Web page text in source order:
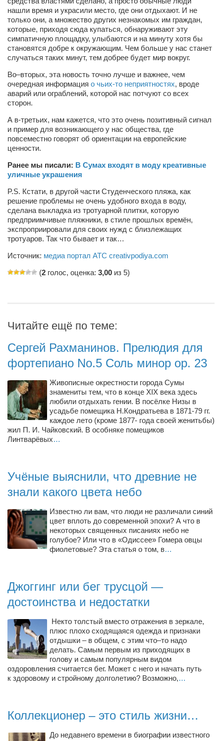
Ольга Чикина
Бизнес-партнёры
Здоровье
Врач психиатр–нарколог Анплеев А.Б.
Косметологическое отделение КП Сумская
городская клиническая больница №4
Тенториум -центр независимых дистрибьюторов
«Винегрет» — демократичный ресторан
Магазины
«CYCLE GARAGE» — магазин велосипедов
«Книголюб» — супермаркет
«Павел» — магазин мужской одежды
Журналисты
Александр Гвоздик
Александр Кугук
Евгений Касьяненко
Сергей Коноз
Денис Федченко
Звукорежиссёры
Guitarproduction Studio
Писатели
Поэты
Режиссёры
Художники
Леонтий Костур
Римма Миленкова
Ирина Проценко
Александр Садовский
Сергей Степанов
Анна Черненко
нашли время и украсили место, где они отдыхают. И не
только они, а множество других незнакомых им граждан,
которые, приходя сюда купаться, обнаруживают эту
симпатичную площадку, улыбаются и на минуту хотя бы
становятся добре к окружающим. Чем больше у нас станет
случаться таких минут, тем добрее будет мир вокруг.
Во–вторых, эта новость точно лучше и важнее, чем
очередная информация о чьих-то неприятностях, вроде
аварий или ограблений, которой нас потчуют со всех
сторон.
А в-третьих, нам кажется, что это очень позитивный сигнал
и пример для возникающего у нас общества, где
повсеместно говорят об ориентации на европейские
ценности.
Ранее мы писали: В Сумах входят в моду креативные
уличные украшения
P.S. Кстати, в другой части Студенческого пляжа, как
решение проблемы не очень удобного входа в воду,
сделана выкладка из тротуарной плитки, которую
предприимчивые пляжники, в стиле прошлых времён,
экспроприировали для своих нужд с близлежащих
тротуаров. Так что бывает и так…
Источник: медиа портал АТС creativpodiya.com
(2 голос, оценка: 3,00 из 5)
Читайте ещё по теме:
Сергей Рахманинов. Прелюдия для
фортепиано No.5 Соль минор op. 23
Живописные окрестности города Сумы
знамениты тем, что в конце XIX века здесь
любили отдыхать гении. В посёлке Низы в
усадьбе помещика Н.Кондратьева в 1871-79 гг.
каждое лето (кроме 1877- года своей женитьбы)
жил П. И. Чайковский. В особняке помещиков
Линтварёвых…
Учёные выяснили, что древние не
знали какого цвета небо
Известно ли вам, что люди не различали синий
цвет вплоть до современной эпохи? А что в
некоторых священных писаниях небо не
голубое? Или что в «Одиссее» Гомера овцы
фиолетовые? Эта статья о том, в…
Джоггинг или бег трусцой —
достоинства и недостатки
Некто толстый вместо отражения в зеркале,
плюс плохо сходящаяся одежда и признаки
отдышки – в общем, с этим что–то надо
делать. Самым первым из приходящих в
голову и самым популярным видом
оздоровления считается бег. Может с него и начать путь
к здоровому и стройному долголетию? Возможно,…
Коллекционер – это стиль жизни…
До недавнего времени в биографии известного